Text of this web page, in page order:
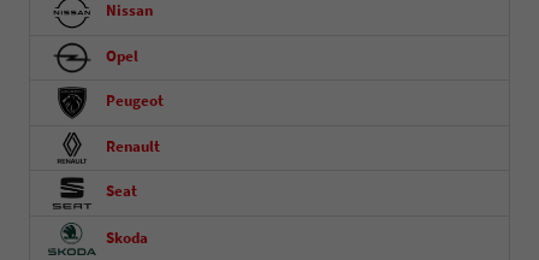
Nissan
Opel
Peugeot
Renault
Seat
Skoda